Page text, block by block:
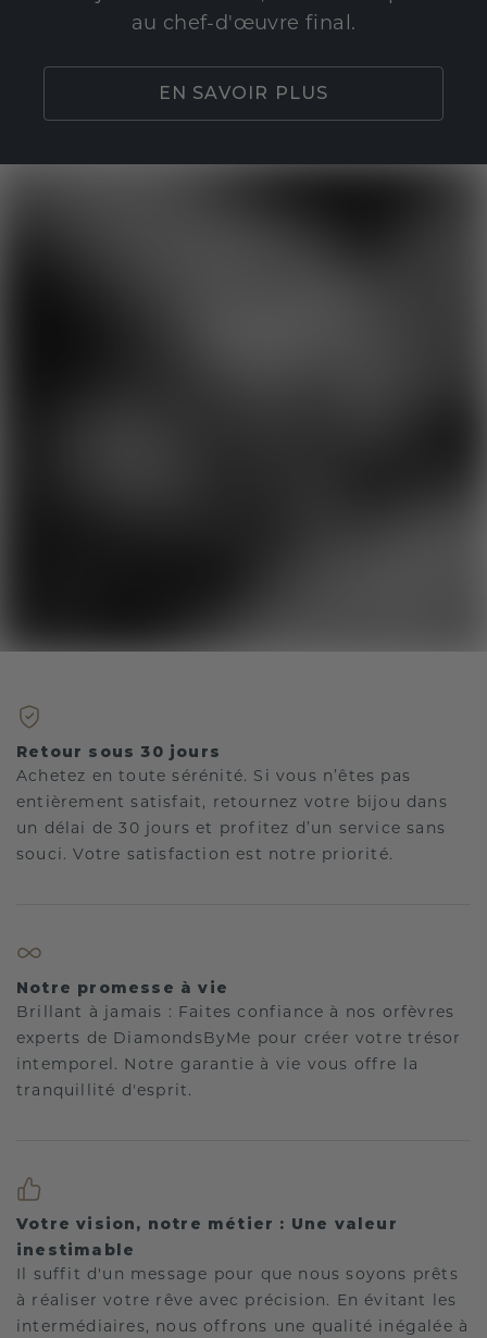
au chef-d'œuvre final.
EN SAVOIR PLUS
Retour sous 30 jours
Achetez en toute sérénité. Si vous n’êtes pas
entièrement satisfait, retournez votre bijou dans
un délai de 30 jours et profitez d’un service sans
souci. Votre satisfaction est notre priorité.
Notre promesse à vie
Brillant à jamais : Faites confiance à nos orfèvres
experts de DiamondsByMe pour créer votre trésor
intemporel. Notre garantie à vie vous offre la
tranquillité d'esprit.
Votre vision, notre métier : Une valeur
inestimable
Il suffit d'un message pour que nous soyons prêts
à réaliser votre rêve avec précision. En évitant les
intermédiaires, nous offrons une qualité inégalée à